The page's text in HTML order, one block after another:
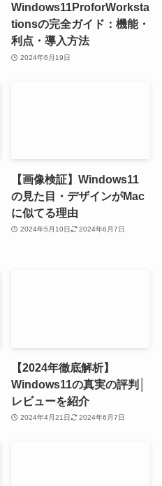
Windows11ProforWorksta
tionsの完全ガイド：機能・
利点・導入方法
2024年6月19日
【画像検証】Windows11
の見た目・デザインがMac
に似てる理由
2024年5月10日 2024年6月7日
【2024年徹底解析】
Windows11の真実の評判│
レビューを紹介
2024年4月21日 2024年6月7日